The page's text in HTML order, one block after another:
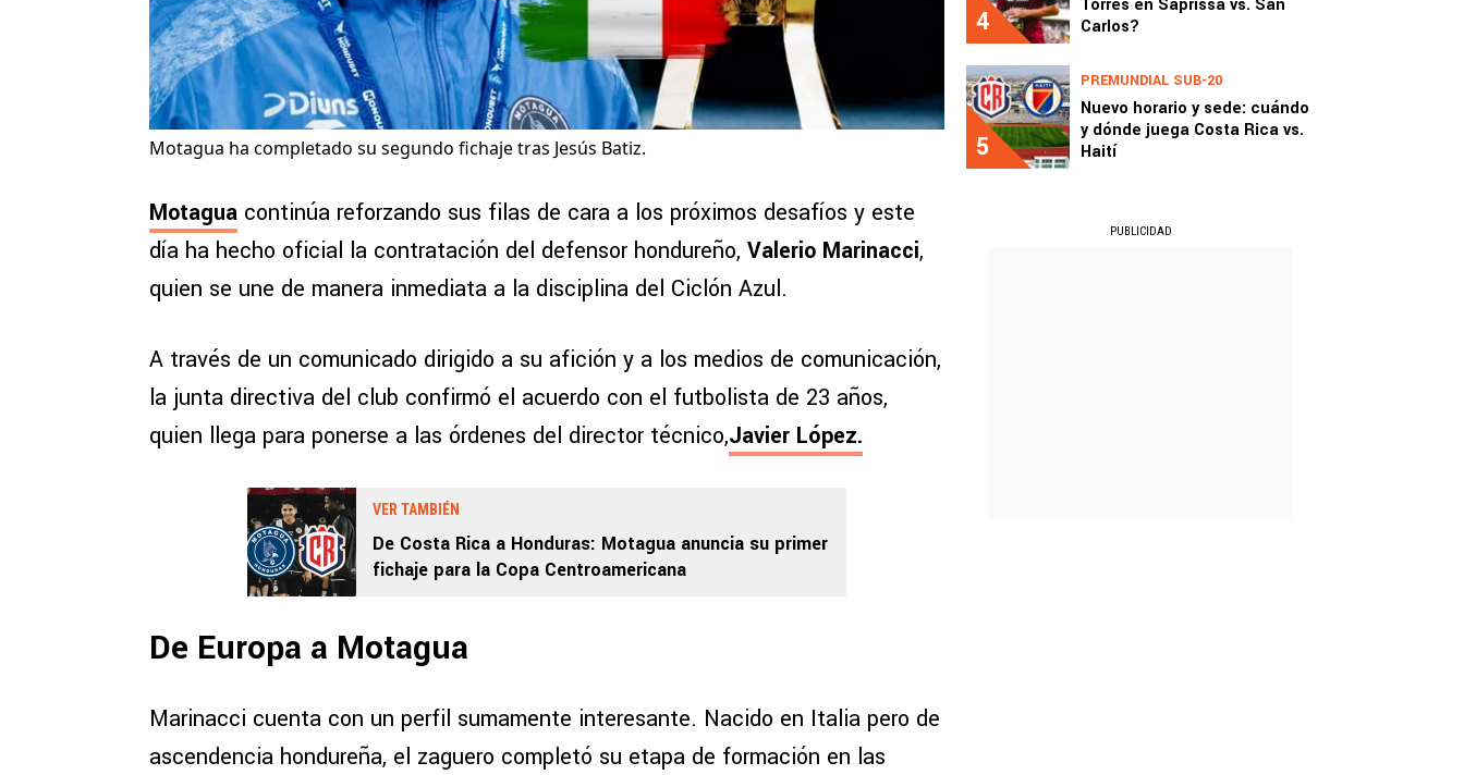
Motagua ha completado su segundo fichaje tras Jesús Batiz.
Motagua continúa reforzando sus filas de cara a los próximos desafíos y este
día ha hecho oficial la contratación del defensor hondureño, Valerio Marinacci,
quien se une de manera inmediata a la disciplina del Ciclón Azul.
A través de un comunicado dirigido a su afición y a los medios de comunicación,
la junta directiva del club confirmó el acuerdo con el futbolista de 23 años,
quien llega para ponerse a las órdenes del director técnico,Javier López.
VER TAMBIÉN
De Costa Rica a Honduras: Motagua anuncia su primer
fichaje para la Copa Centroamericana
De Europa a Motagua
Marinacci cuenta con un perfil sumamente interesante. Nacido en Italia pero de
ascendencia hondureña, el zaguero completó su etapa de formación en las
4
Torres en Saprissa vs. San
Carlos?
5
PREMUNDIAL SUB-20
Nuevo horario y sede: cuándo
y dónde juega Costa Rica vs.
Haití
PUBLICIDAD